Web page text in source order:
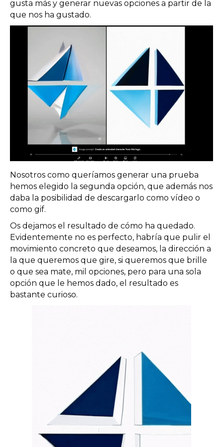
gusta más y generar nuevas opciones a partir de la
que nos ha gustado.
Nosotros como queríamos generar una prueba
hemos elegido la segunda opción, que además nos
daba la posibilidad de descargarlo como vídeo o
como gif.
Os dejamos el resultado de cómo ha quedado.
Evidentemente no es perfecto, habría que pulir el
movimiento concreto que deseamos, la dirección a
la que queremos que gire, si queremos que brille
o que sea mate, mil opciones, pero para una sola
opción que le hemos dado, el resultado es
bastante curioso.